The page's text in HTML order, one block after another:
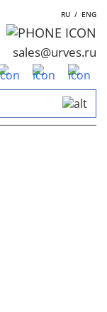
RU / ENG
sales@urves.ru